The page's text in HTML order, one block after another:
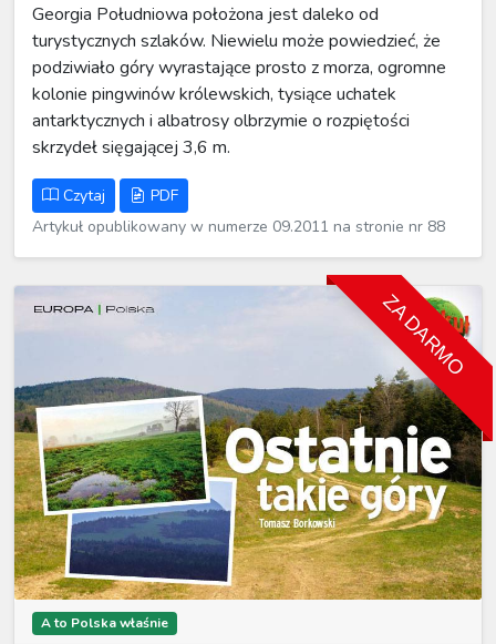
Georgia Południowa położona jest daleko od
turystycznych szlaków. Niewielu może powiedzieć, że
podziwiało góry wyrastające prosto z morza, ogromne
kolonie pingwinów królewskich, tysiące uchatek
antarktycznych i albatrosy olbrzymie o rozpiętości
skrzydeł sięgającej 3,6 m.
Czytaj
PDF
Artykuł opublikowany w numerze 09.2011 na stronie nr 88
ZA DARMO
A to Polska właśnie